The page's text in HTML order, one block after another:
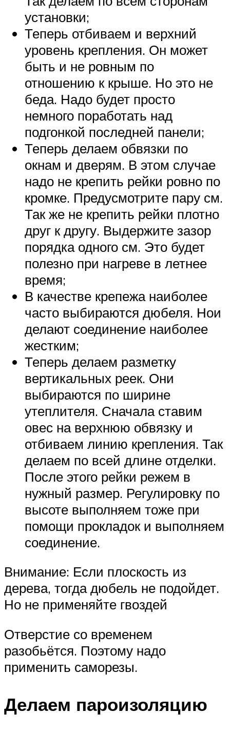
установки;
Теперь отбиваем и верхний
уровень крепления. Он может
быть и не ровным по
отношению к крыше. Но это не
беда. Надо будет просто
немного поработать над
подгонкой последней панели;
Теперь делаем обвязки по
окнам и дверям. В этом случае
надо не крепить рейки ровно по
кромке. Предусмотрите пару см.
Так же не крепить рейки плотно
друг к другу. Выдержите зазор
порядка одного см. Это будет
полезно при нагреве в летнее
время;
В качестве крепежа наиболее
часто выбираются дюбеля. Нои
делают соединение наиболее
жестким;
Теперь делаем разметку
вертикальных реек. Они
выбираются по ширине
утеплителя. Сначала ставим
овес на верхнюю обвязку и
отбиваем линию крепления. Так
делаем по всей длине отделки.
После этого рейки режем в
нужный размер. Регулировку по
высоте выполняем тоже при
помощи прокладок и выполняем
соединение.
Внимание: Если плоскость из
дерева, тогда дюбель не подойдет.
Но не применяйте гвоздей
Отверстие со временем
разобьётся. Поэтому надо
применить саморезы.
Делаем пароизоляцию